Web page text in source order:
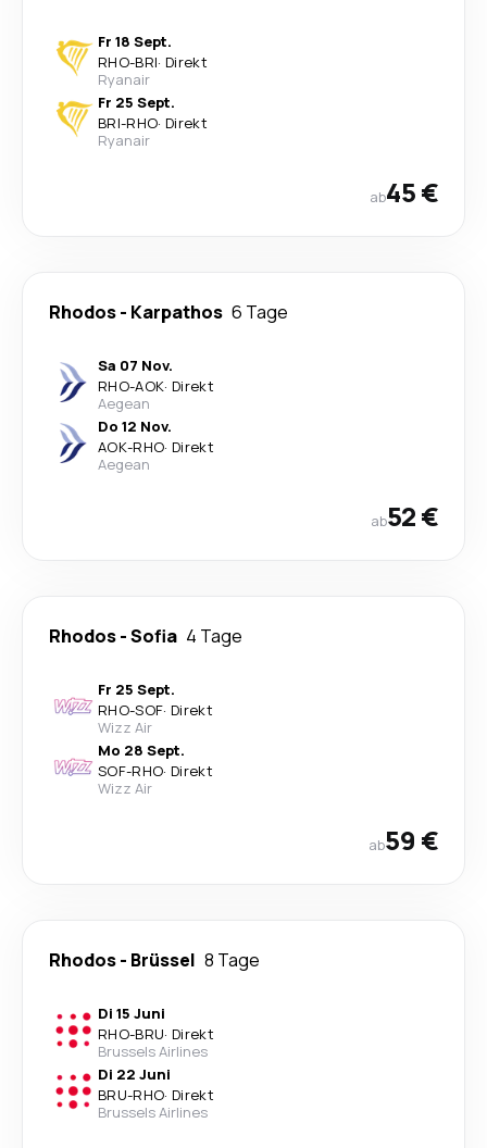
Fr 18 Sept.
RHO-BRI· Direkt
Ryanair
Fr 25 Sept.
BRI-RHO· Direkt
Ryanair
ab45 €
Rhodos- Karpathos 6 Tage
Sa 07 Nov.
RHO-AOK· Direkt
Aegean
Do 12 Nov.
AOK-RHO· Direkt
Aegean
ab52 €
Rhodos-Sofia 4 Tage
Fr 25 Sept.
RHO-SOF· Direkt
Wizz Air
Mo 28 Sept.
SOF-RHO· Direkt
Wizz Air
ab59 €
Rhodos- Brüssel 8 Tage
Di 15 Juni
RHO-BRU· Direkt
Brussels Airlines
Di 22 Juni
BRU-RHO· Direkt
Brussels Airlines